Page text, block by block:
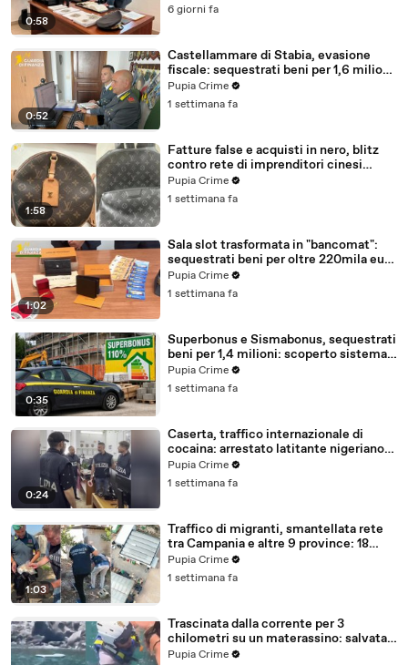
0:58
6 giorni fa
0:52
Castellammare di Stabia, evasione
fiscale: sequestrati beni per 1,6 milioni
ad un consorzio navale (29.07.26)
Pupia Crime
1 settimana fa
1:58
Fatture false e acquisti in nero, blitz
contro rete di imprenditori cinesi
sequestri per 8,5 milioni (29.07.26)
Pupia Crime
1 settimana fa
1:02
Sala slot trasformata in "bancomat":
sequestrati beni per oltre 220mila euro
a due coniugi (29.07.26)
Pupia Crime
1 settimana fa
0:35
Superbonus e Sismabonus, sequestrati
beni per 1,4 milioni: scoperto sistema
con false abitazioni (29.07.26)
Pupia Crime
1 settimana fa
0:24
Caserta, traffico internazionale di
cocaina: arrestato latitante nigeriano
ricercato dal 2019 (28.07.26)
Pupia Crime
1 settimana fa
1:03
Traffico di migranti, smantellata rete
tra Campania e altre 9 province: 18
arresti (27.07.26)
Pupia Crime
1 settimana fa
Trascinata dalla corrente per 3
chilometri su un materassino: salvata
dalla Polizia (25.07.26)
Pupia Crime